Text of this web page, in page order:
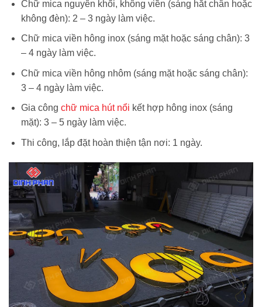
Chữ mica nguyên khối, không viền (sáng hắt chân hoặc
không đèn): 2 – 3 ngày làm việc.
Chữ mica viền hông inox (sáng mặt hoặc sáng chân): 3
– 4 ngày làm việc.
Chữ mica viền hông nhôm (sáng mặt hoặc sáng chân):
3 – 4 ngày làm việc.
Gia công chữ mica hút nổi kết hợp hông inox (sáng
mặt): 3 – 5 ngày làm việc.
Thi công, lắp đặt hoàn thiện tận nơi: 1 ngày.